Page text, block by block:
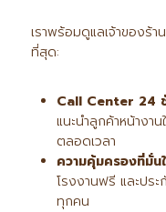
เราพร้อมดูแลเจ้าของร้า
ที่สุด:
Call Center 24
แนะนำลูกค้าหน้างา
ตลอดเวลา
ความคุ้มครองที่มั่น
โรงงานฟรี และปร
ทุกคน